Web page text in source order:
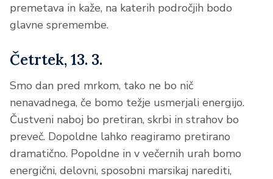
premetava in kaže, na katerih področjih bodo
glavne spremembe.
Četrtek, 13. 3.
Smo dan pred mrkom, tako ne bo nič
nenavadnega, če bomo težje usmerjali energijo.
Čustveni naboj bo pretiran, skrbi in strahov bo
preveč. Dopoldne lahko reagiramo pretirano
dramatično. Popoldne in v večernih urah bomo
energični, delovni, sposobni marsikaj narediti,